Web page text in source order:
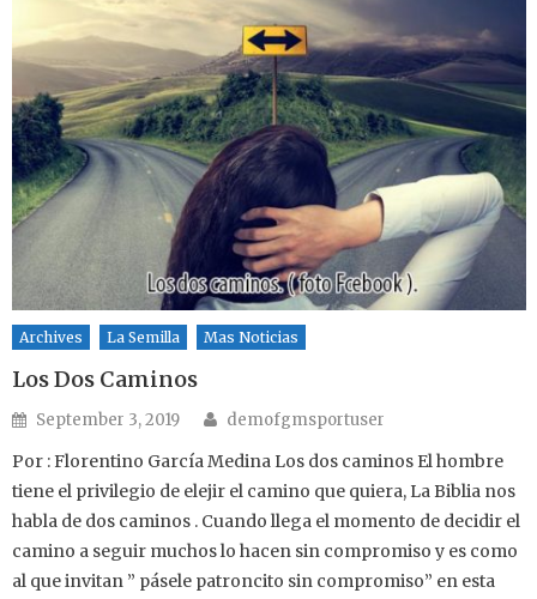
Archives La Semilla Mas Noticias
Los Dos Caminos
Posted on
September 3, 2019 Author
demofgmsportuser
Por : Florentino García Medina Los dos caminos El hombre
tiene el privilegio de elejir el camino que quiera, La Biblia nos
habla de dos caminos . Cuando llega el momento de decidir el
camino a seguir muchos lo hacen sin compromiso y es como
al que invitan ” pásele patroncito sin compromiso” en esta